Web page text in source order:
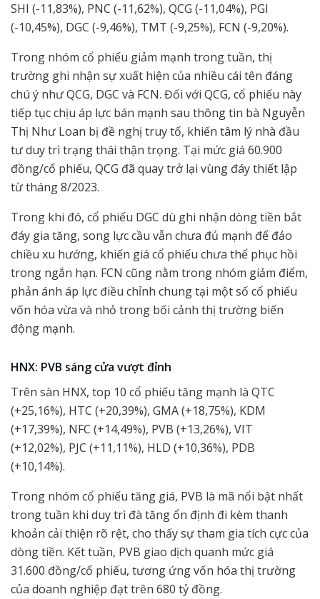
SHI (-11,83%), PNC (-11,62%), QCG (-11,04%), PGI
(-10,45%), DGC (-9,46%), TMT (-9,25%), FCN (-9,20%).
Trong nhóm cổ phiếu giảm mạnh trong tuần, thị
trường ghi nhận sự xuất hiện của nhiều cái tên đáng
chú ý như QCG, DGC và FCN. Đối với QCG, cổ phiếu này
tiếp tục chịu áp lực bán mạnh sau thông tin bà Nguyễn
Thị Như Loan bị đề nghị truy tố, khiến tâm lý nhà đầu
tư duy trì trạng thái thận trọng. Tại mức giá 60.900
đồng/cổ phiếu, QCG đã quay trở lại vùng đáy thiết lập
từ tháng 8/2023.
Trong khi đó, cổ phiếu DGC dù ghi nhận dòng tiền bắt
đáy gia tăng, song lực cầu vẫn chưa đủ mạnh để đảo
chiều xu hướng, khiến giá cổ phiếu chưa thể phục hồi
trong ngắn hạn. FCN cũng nằm trong nhóm giảm điểm,
phản ánh áp lực điều chỉnh chung tại một số cổ phiếu
vốn hóa vừa và nhỏ trong bối cảnh thị trường biến
động mạnh.
HNX: PVB sáng cửa vượt đỉnh
Trên sàn HNX, top 10 cổ phiếu tăng mạnh là QTC
(+25,16%), HTC (+20,39%), GMA (+18,75%), KDM
(+17,39%), NFC (+14,49%), PVB (+13,26%), VIT
(+12,02%), PJC (+11,11%), HLD (+10,36%), PDB
(+10,14%).
Trong nhóm cổ phiếu tăng giá, PVB là mã nổi bật nhất
trong tuần khi duy trì đà tăng ổn định đi kèm thanh
khoản cải thiện rõ rệt, cho thấy sự tham gia tích cực của
dòng tiền. Kết tuần, PVB giao dịch quanh mức giá
31.600 đồng/cổ phiếu, tương ứng vốn hóa thị trường
của doanh nghiệp đạt trên 680 tỷ đồng.